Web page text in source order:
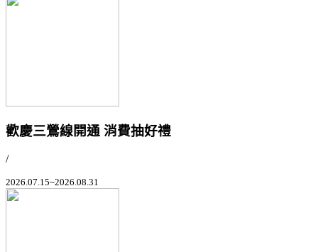
歡慶三鶯線開通 消費抽好禮
/
2026.07.15~2026.08.31